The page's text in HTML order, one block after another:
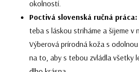
okolností.
Poctivá slovenská ručná práca:
teba s láskou striháme a šijeme v
Výberová prírodná koža s
na to, aby s tebou zvládla všetky